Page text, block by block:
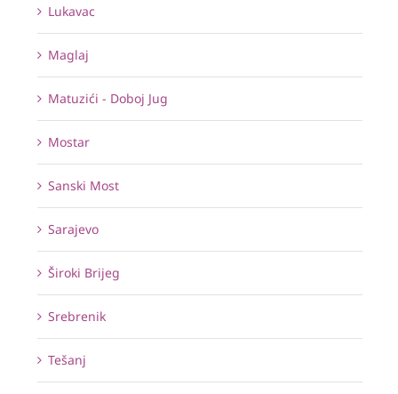
Lukavac
Maglaj
Matuzići - Doboj Jug
Mostar
Sanski Most
Sarajevo
Široki Brijeg
Srebrenik
Tešanj